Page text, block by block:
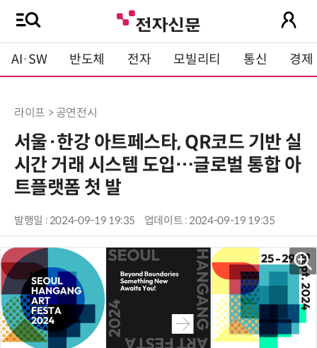
AI·SW 반도체 전자 모빌리티 통신 경제
라이프 > 공연전시
서울·한강 아트페스타, QR코드 기반 실
시간 거래 시스템 도입…글로벌 통합 아
트플랫폼 첫 발
발행일 : 2024-09-19 19:35 업데이트 : 2024-09-19 19:35